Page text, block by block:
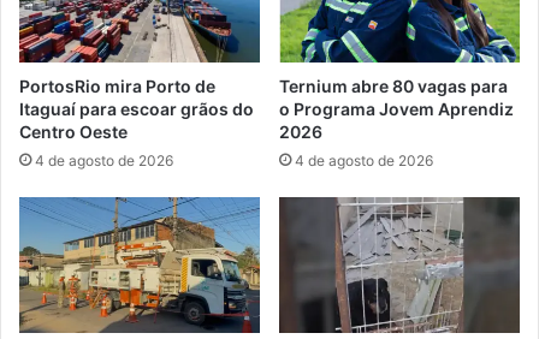
d
o
2
0
8
f
a
t
a
p
o
f
i
s
PortosRio mira Porto de
Itaguaí para escoar grãos do
Centro Oeste
4 de agosto de 2026
Ternium abre 80 vagas para
o Programa Jovem Aprendiz
2026
4 de agosto de 2026